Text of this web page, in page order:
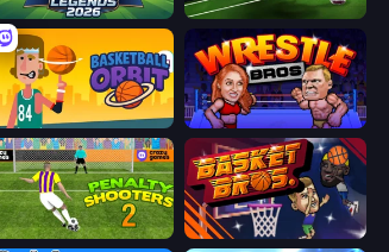
Soccer Legends 2026 Free Kick Classic (3D Free Kick)
Basketball Orbit Wrestle Bros
Penalty Shooters 2 BasketBros